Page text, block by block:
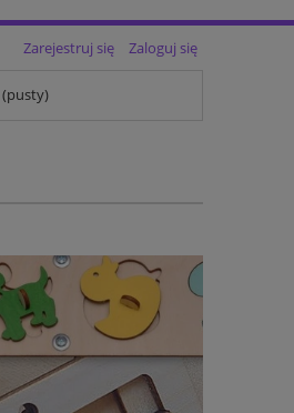
Zarejestruj się
Zaloguj się
(pusty)